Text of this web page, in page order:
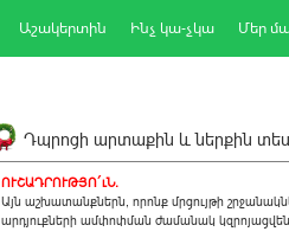
Աշակերտին Ինչ կա-չկա Մեր
Դպրոցի արտաքին և ներքին
ՈՒՇԱԴՐՈՒԹՅՈ´ւՆ.
Այն աշխատանքներն, որոնք մրցույթի
արդյուքների ամփոփման ժամանակ